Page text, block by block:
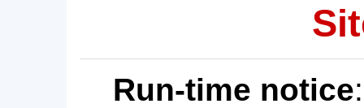
Run-time notice